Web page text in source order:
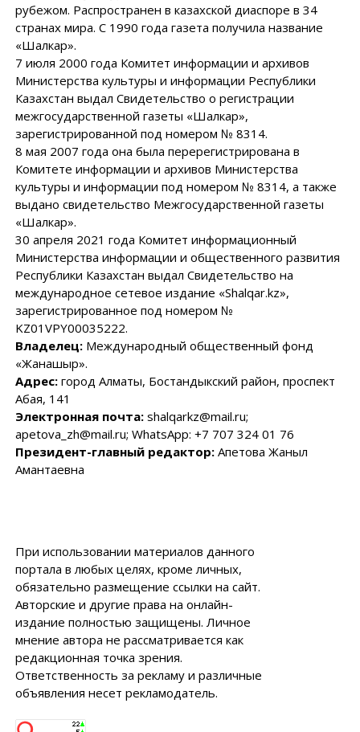
рубежом. Распространен в казахской диаспоре в 34
странах мира. С 1990 года газета получила название
«Шалкар».
7 июля 2000 года Комитет информации и архивов
Министерства культуры и информации Республики
Казахстан выдал Свидетельство о регистрации
межгосударственной газеты «Шалкар»,
зарегистрированной под номером № 8314.
8 мая 2007 года она была перерегистрирована в
Комитете информации и архивов Министерства
культуры и информации под номером № 8314, а также
выдано свидетельство Межгосударственной газеты
«Шалкар».
30 апреля 2021 года Комитет информационный
Министерства информации и общественного развития
Республики Казахстан выдал Свидетельство на
международное сетевое издание «Shalqar.kz»,
зарегистрированное под номером №
KZ01VPY00035222.
Владелец:Международный общественный фонд
«Жанашыр».
Адрес:город Алматы, Бостандыкский район, проспект
Абая, 141
Электронная почта:shalqarkz@mail.ru;
apetova_zh@mail.ru; WhatsApp: +7 707 324 01 76
Президент-главный редактор:Апетова Жаныл
Амантаевна
При использовании материалов данного
портала в любых целях, кроме личных,
обязательно размещение ссылки на сайт.
Авторские и другие права на онлайн-
издание полностью защищены. Личное
мнение автора не рассматривается как
редакционная точка зрения.
Ответственность за рекламу и различные
объявления несет рекламодатель.